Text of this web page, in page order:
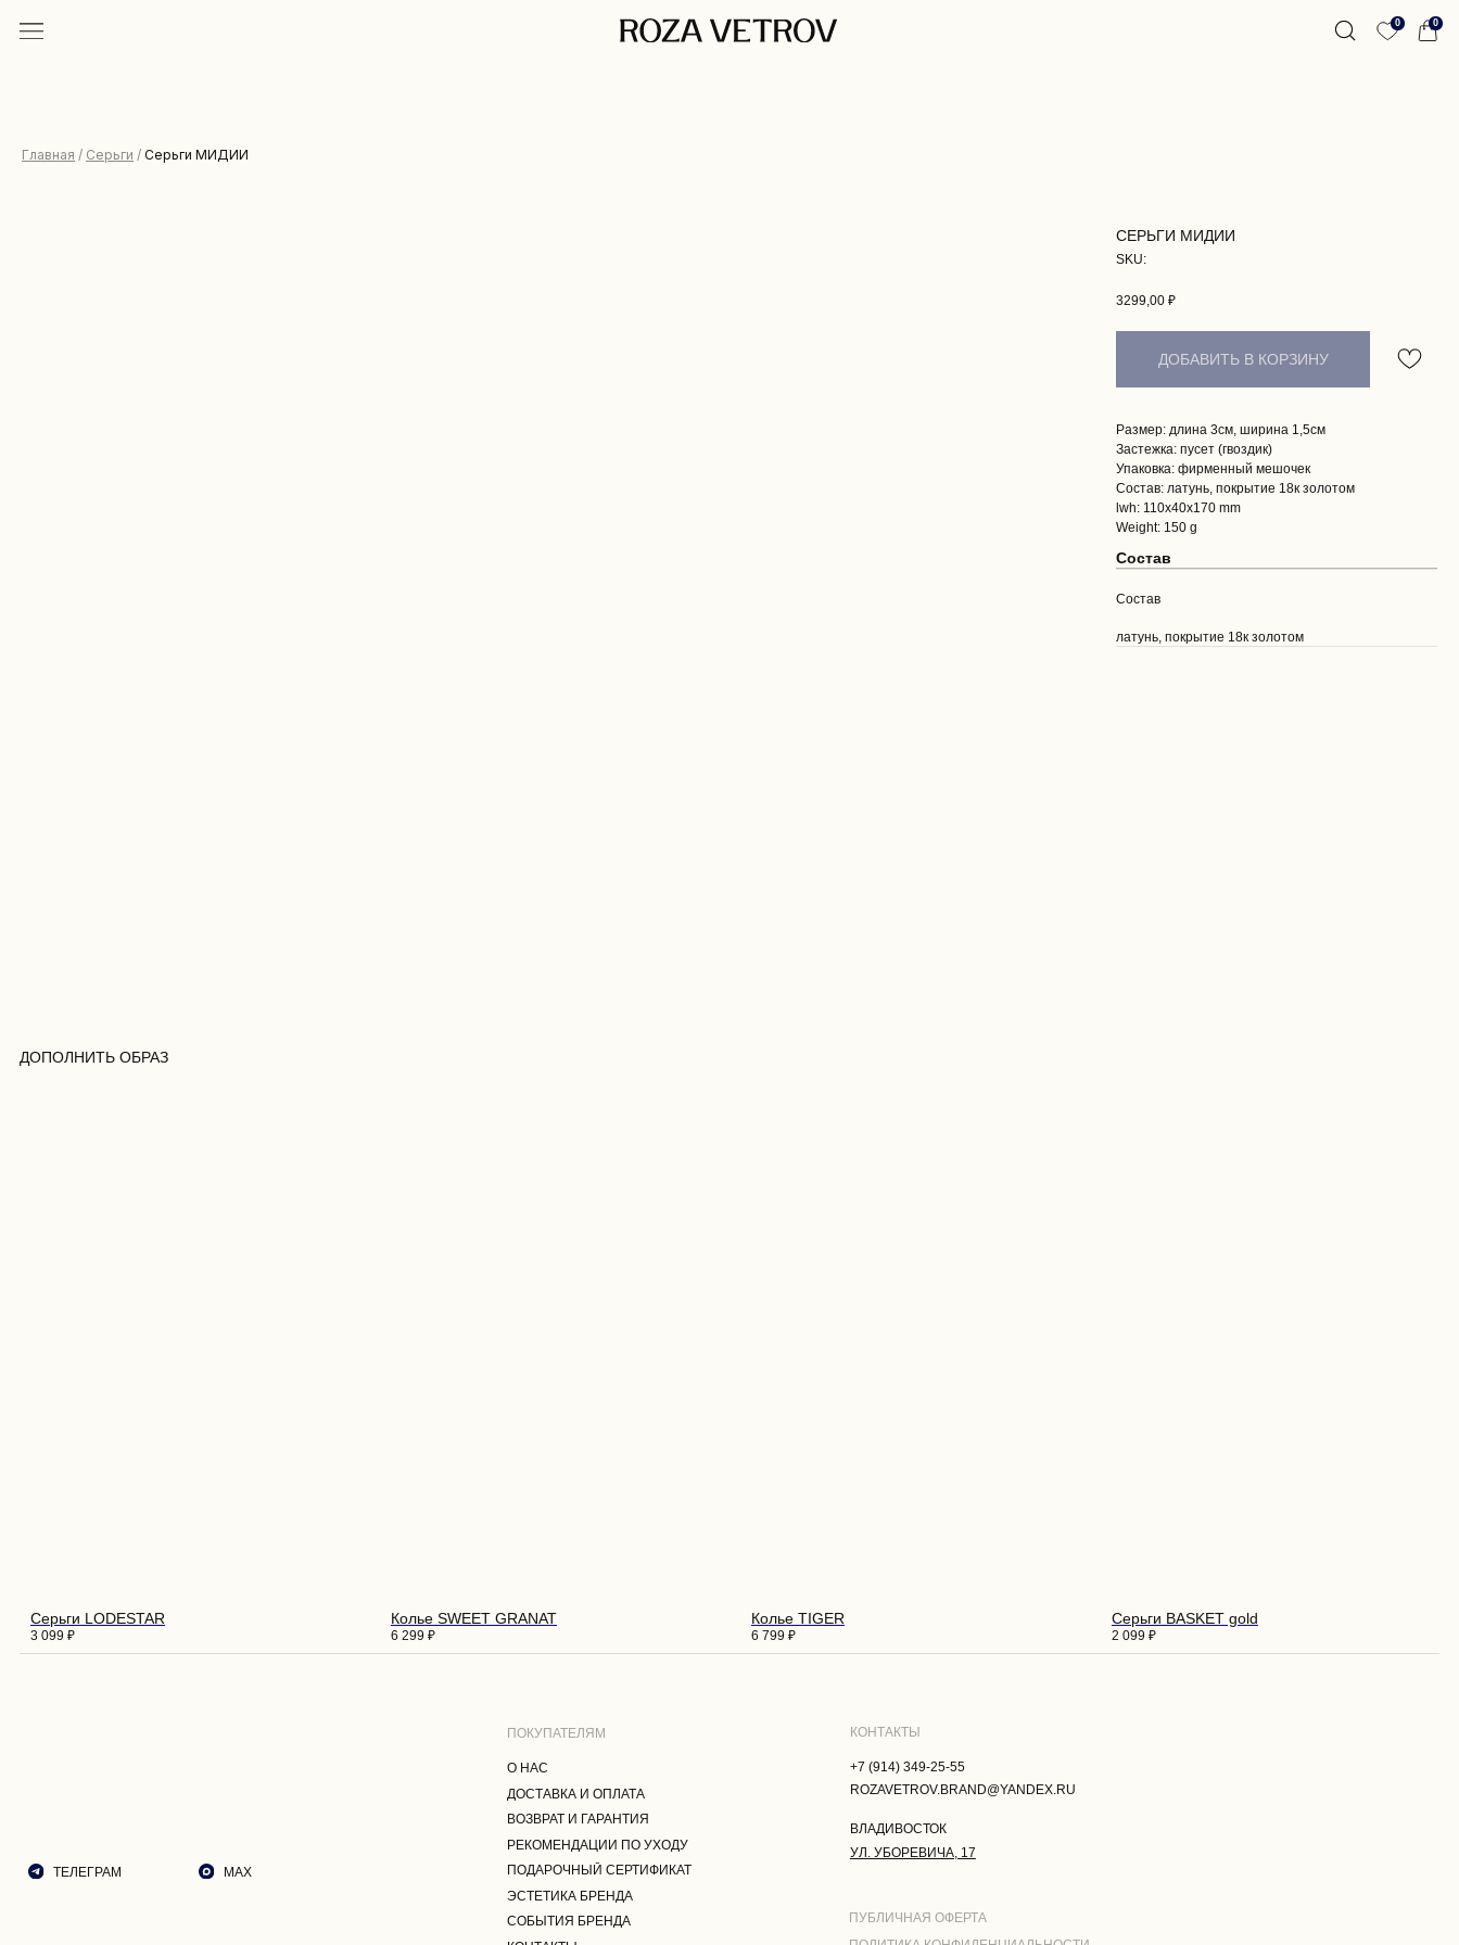
Главная / Серьги / Серьги МИДИИ
СЕРЬГИ МИДИИ
SKU:
3299,00 ₽
ДОБАВИТЬ В КОРЗИНУ
Размер: длина 3см, ширина 1,5см
Застежка: пусет (гвоздик)
Упаковка: фирменный мешочек
Состав: латунь, покрытие 18к золотом
lwh: 110x40x170 mm
Weight: 150 g
Состав
Состав
латунь, покрытие 18к золотом
ДОПОЛНИТЬ ОБРАЗ
Серьги LODESTAR
3 099 ₽
Колье SWEET GRANAT
6 299 ₽
Колье TIGER
6 799 ₽
Серьги BASKET gold
2 099 ₽
ПОЛИТИКА КОНФИДЕНЦИАЛЬНОСТИ
ПОЛЬЗОВАТЕЛЬСКОЕ СОГЛАШЕНИЕ
СОГЛАСИЕ НА ОБРАБОТКУ
ПЕРСОНАЛЬНЫХ ДАННЫХ
ВОЗВРАТ И ГАРАНТИЯ
КОНТАКТЫ
УЛ. УБОРЕВИЧА, 17
ВЛАДИВОСТОК